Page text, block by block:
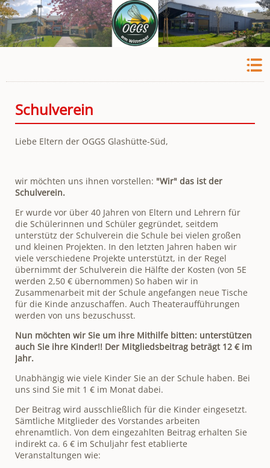
Schulverein
Liebe Eltern der OGGS Glashütte-Süd,
wir möchten uns ihnen vorstellen: "Wir" das ist der
Schulverein.
Er wurde vor über 40 Jahren von Eltern und Lehrern für
die Schülerinnen und Schüler gegründet, seitdem
unterstütz der Schulverein die Schule bei vielen großen
und kleinen Projekten. In den letzten Jahren haben wir
viele verschiedene Projekte unterstützt, in der Regel
übernimmt der Schulverein die Hälfte der Kosten (von 5E
werden 2,50 € übernommen) So haben wir in
Zusammenarbeit mit der Schule angefangen neue Tische
für die Kinde anzuschaffen. Auch Theateraufführungen
werden von uns bezuschusst.
Nun möchten wir Sie um ihre Mithilfe bitten: unterstützen
auch Sie ihre Kinder!! Der Mitgliedsbeitrag beträgt 12 € im
Jahr.
Unabhängig wie viele Kinder Sie an der Schule haben. Bei
uns sind Sie mit 1 € im Monat dabei.
Der Beitrag wird ausschließlich für die Kinder eingesetzt.
Sämtliche Mitglieder des Vorstandes arbeiten
ehrenamtlich. Von dem eingezahlten Beitrag erhalten Sie
indirekt ca. 6 € im Schuljahr fest etablierte
Veranstaltungen wie: